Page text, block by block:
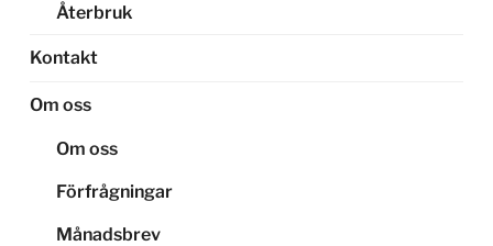
Återbruk
Kontakt
Om oss
Om oss
Förfrågningar
Månadsbrev